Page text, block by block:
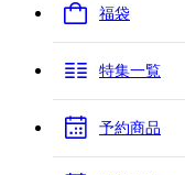
福袋
特集一覧
予約商品